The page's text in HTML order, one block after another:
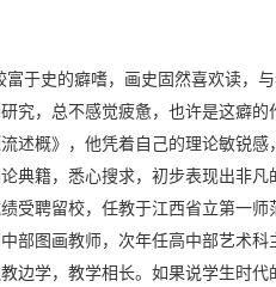
富于史的癖嗜，画史固然喜欢读，
究，总不感觉疲惫，也许是这癖的
述概》，他凭着自己的理论敏锐
典籍，悉心搜求，初步表现出非
受聘留校，任教于江西省立第一
部图画教师，次年任高中部艺术科
边学，教学相长。如果说学生时代